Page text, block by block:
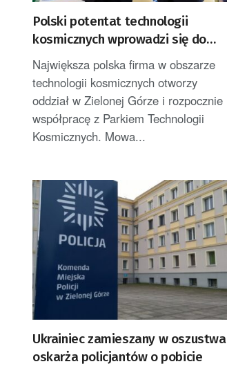
Polski potentat technologii
kosmicznych wprowadzi się do
Zielonej Góry
Największa polska firma w obszarze
technologii kosmicznych otworzy
oddział w Zielonej Górze i rozpocznie
współpracę z Parkiem Technologii
Kosmicznych. Mowa...
Ukrainiec zamieszany w oszustwa
oskarża policjantów o pobicie